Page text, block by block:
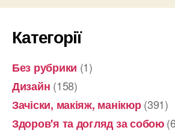
Категорії
Без рубрики (1)
Дизайн (158)
Зачіски, макіяж, манікюр(391)
Здоров'я та догляд за собою